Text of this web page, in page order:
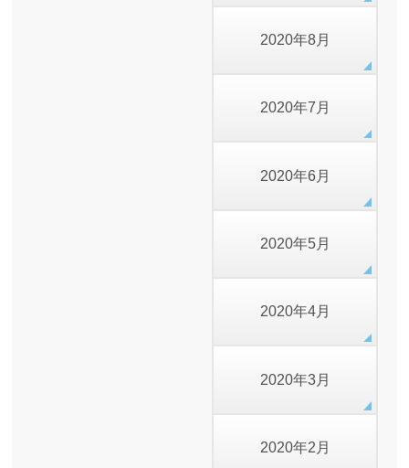
2020年8月
2020年7月
2020年6月
2020年5月
2020年4月
2020年3月
2020年2月